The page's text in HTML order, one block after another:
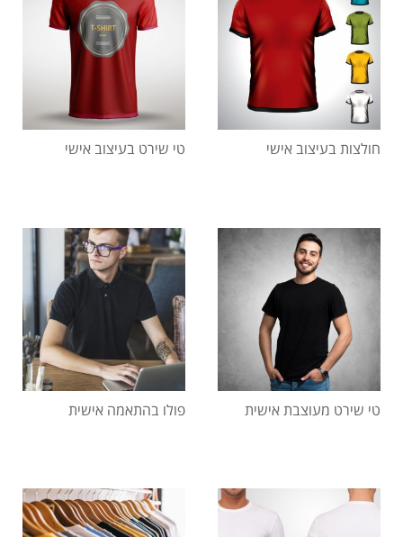
חולצות בעיצוב אישי טי שירט בעיצוב אישי
טי שירט מעוצבת אישית פולו בהתאמה אישית